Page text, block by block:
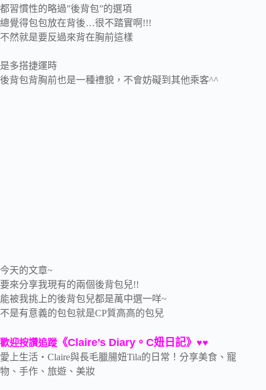
都習慣性的略過”後背包”的選項
總覺得包包放在背後…很不踏實啊!!!
不然就是要反過來背在胸前這樣
是多搭捷運時
後背包背胸前也是一種禮貌，不會妨礙到其他乘客^^
今天的文章~
要來分享我現有的兩個後背包兒!!
能被我挑上的後背包兒都是萬中選一咩~
不是有意義的包包就是CP質高高的包兒
歡迎按讚追蹤 《Claire’s Diary。C妞日記》 ♥♥
愛上生活‧Claire與長毛臘腸妞Tila的日常！分享美食、寵
物、手作、旅遊、美妝